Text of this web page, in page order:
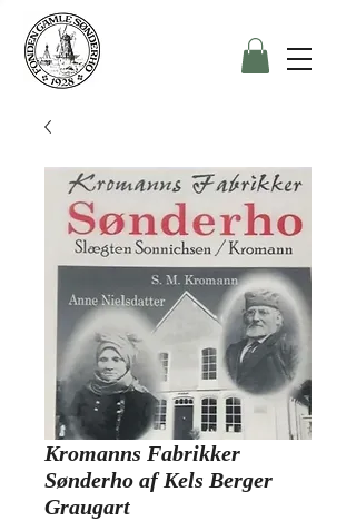
Kromanns Fabrikker
Sønderho af Kels Berger
Graugart